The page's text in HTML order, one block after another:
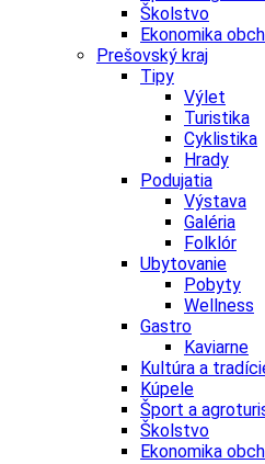
Školstvo
Ekonomika
Prešovský kraj
Tipy
Výlet
Turistika
Cyklistika
Hrady
Podujatia
Výstava
Galéria
Folklór
Ubytovanie
Pobyty
Wellness
Gastro
Kaviarne
Kultúra a
Kúpele
Šport a
Školstvo
Ekonomika